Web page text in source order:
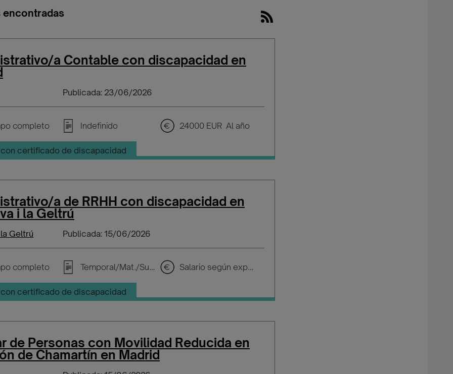
encontradas
a Contable con discapacidad en
Publicada: 23/06/2026
completo Indefinido 24000 EUR Al año
certificado de discapacidad
a de RRHH con discapacidad en
i la Geltrú
Geltrú Publicada: 15/06/2026
completo Temporal/Mat./Sustitución/... Salario según experiencia
certificado de discapacidad
de Personas con Movilidad Reducida en
de Chamartín en Madrid